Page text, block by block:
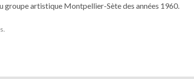
groupe artistique Montpellier-Sète des années 1960.
.